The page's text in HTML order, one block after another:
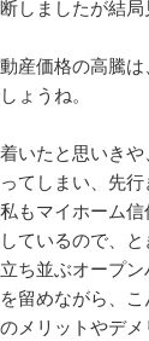
しましたが結局
産価格の高騰
ょうね。
いたと思いき
てしまい、先
もマイホーム信
ているので、
ち並ぶオープ
留めながら、
メリットやデ